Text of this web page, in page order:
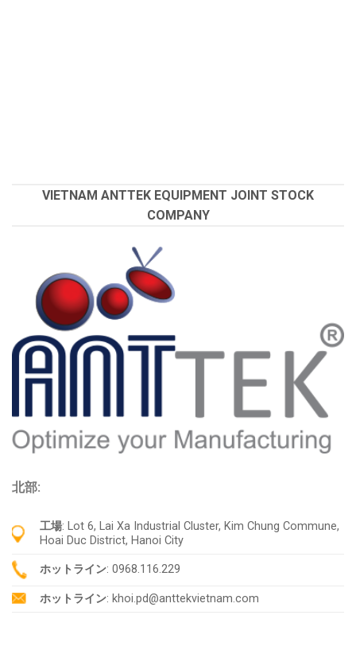
VIETNAM ANTTEK EQUIPMENT JOINT STOCK
COMPANY
北部:
工場: Lot 6, Lai Xa Industrial Cluster, Kim Chung Commune,
Hoai Duc District, Hanoi City
ホットライン: 0968.116.229
ホットライン: khoi.pd@anttekvietnam.com